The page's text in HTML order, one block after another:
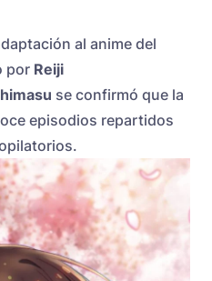
al anime del
por Reiji
se confirmó que la
episodios repartidos